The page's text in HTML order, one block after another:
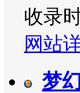
收录
网站
梦